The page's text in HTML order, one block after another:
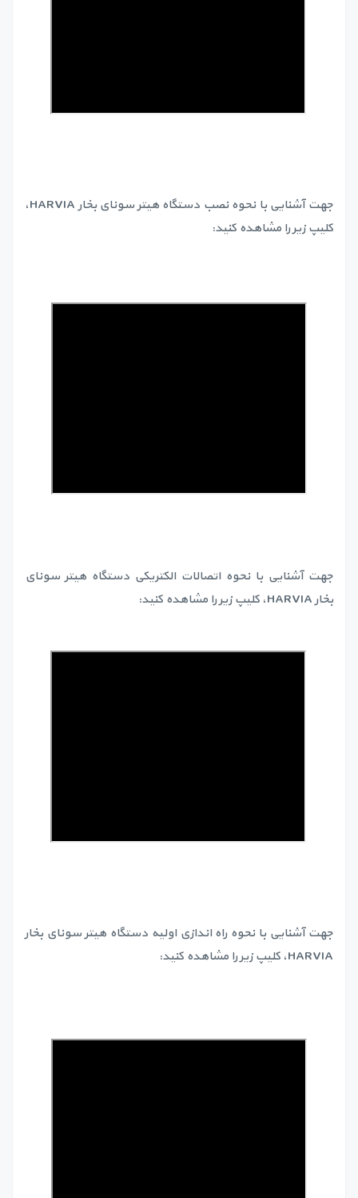
جهت آشنایی با نحوه نصب دستگاه هیتر سونای بخار HARVIA،
کلیپ زیر را مشاهده کنید:
جهت آشنایی با نحوه اتصالات الکتریکی دستگاه هیتر سونای
بخار HARVIA، کلیپ زیر را مشاهده کنید:
جهت آشنایی با نحوه راه اندازی اولیه دستگاه هیتر سونای بخار
HARVIA، کلیپ زیر را مشاهده کنید: